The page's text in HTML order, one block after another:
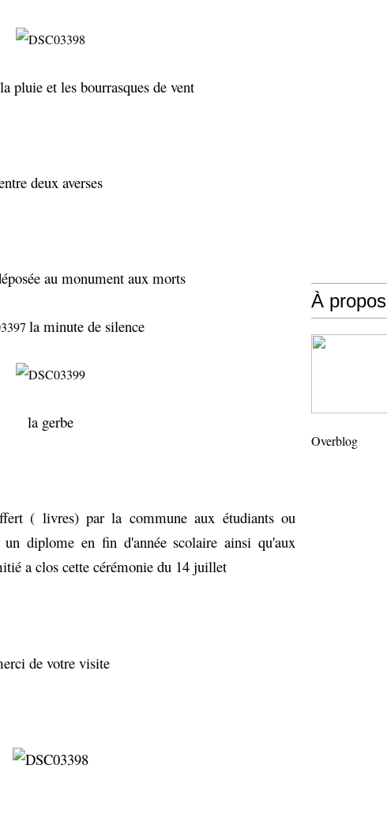
pluie et les bourrasques de vent
deux averses
au monument aux morts
la minute de silence
la gerbe
( livres) par la commune aux étudiants ou
diplome en fin d'année scolaire ainsi qu'aux
a clos cette cérémonie du 14 juillet
de votre visite
À propos
Overblog